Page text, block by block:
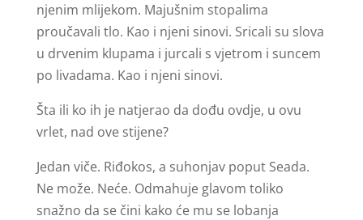
njenim mlijekom. Majušnim stopalima
proučavali tlo. Kao i njeni sinovi. Sricali su slova
u drvenim klupama i jurcali s vjetrom i suncem
po livadama. Kao i njeni sinovi.
Šta ili ko ih je natjerao da dođu ovdje, u ovu
vrlet, nad ove stijene?
Jedan viče. Riđokos, a suhonjav poput Seada.
Ne može. Neće. Odmahuje glavom toliko
snažno da se čini kako će mu se lobanja